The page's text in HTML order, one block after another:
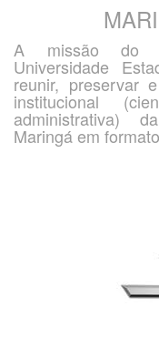
A missão do
Universidade
reunir, preservar
institucional
administrativa)
Maringá em